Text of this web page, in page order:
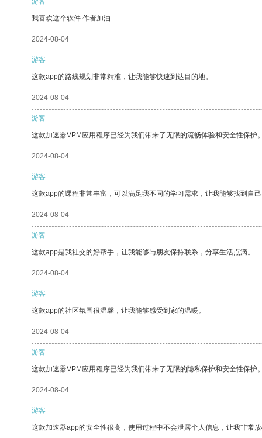
我喜欢这个软件 作者加油
2024-08-04
游客
这款app的路线规划非常精准，让我能够快速到达目的地。
2024-08-04
游客
这款加速器VPM应用程序已经为我们带来了无限的流畅体验和安全性保护。
2024-08-04
游客
这款app的课程非常丰富，可以满足我不同的学习需求，让我能够找到自己
2024-08-04
游客
这款app是我社交的好帮手，让我能够与朋友保持联系，分享生活点滴。
2024-08-04
游客
这款app的社区氛围很温馨，让我能够感受到家的温暖。
2024-08-04
游客
这款加速器VPM应用程序已经为我们带来了无限的隐私保护和安全性保护。
2024-08-04
游客
这款加速器app的安全性很高，使用过程中不会泄露个人信息，让我非常放